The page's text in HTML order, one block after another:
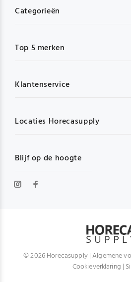
Blijf op de hoogte
Categorieën
Top 5 merken
Klantenservice
Locaties Horecasupply
© 2026 Horecasupply |Algemene
Cookieverklaring |